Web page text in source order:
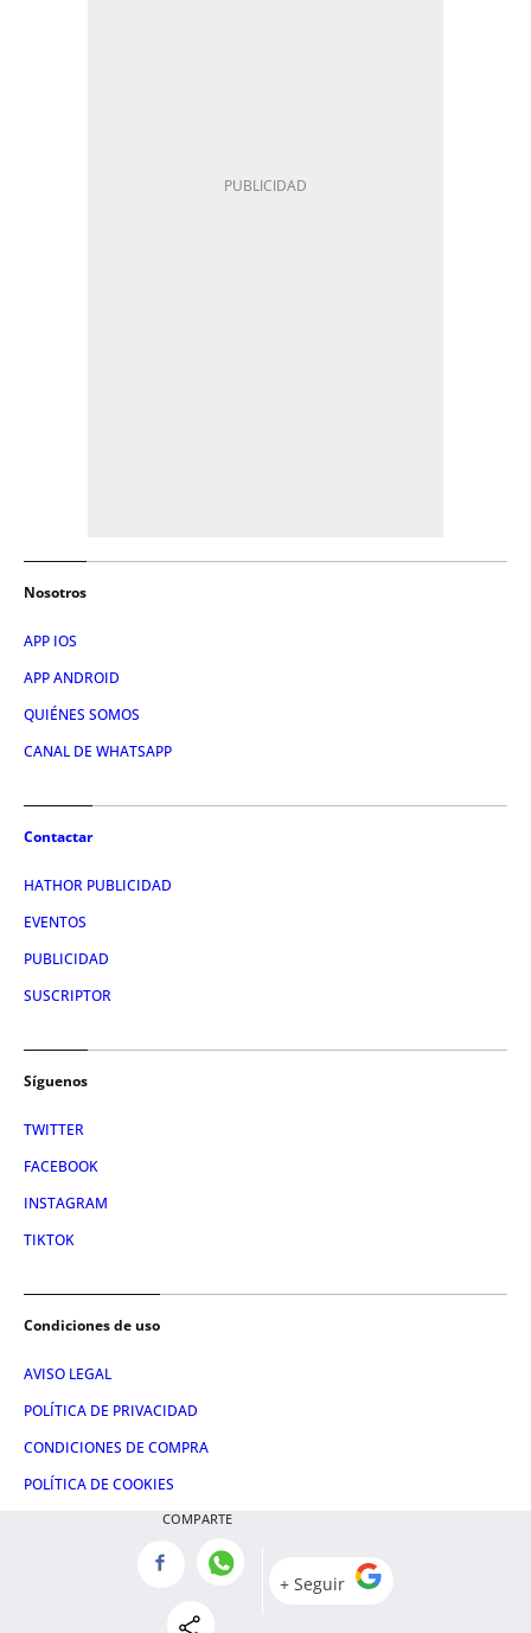
COMPARTE
Nosotros
APP IOS
APP ANDROID
QUIÉNES SOMOS
CANAL DE WHATSAPP
Contactar
HATHOR PUBLICIDAD
EVENTOS
PUBLICIDAD
SUSCRIPTOR
Síguenos
TWITTER
FACEBOOK
INSTAGRAM
TIKTOK
Condiciones de uso
AVISO LEGAL
POLÍTICA DE PRIVACIDAD
CONDICIONES DE COMPRA
POLÍTICA DE COOKIES
AVISO DE TRANSPARENCIA
ADMINISTRACIÓN UTIQ